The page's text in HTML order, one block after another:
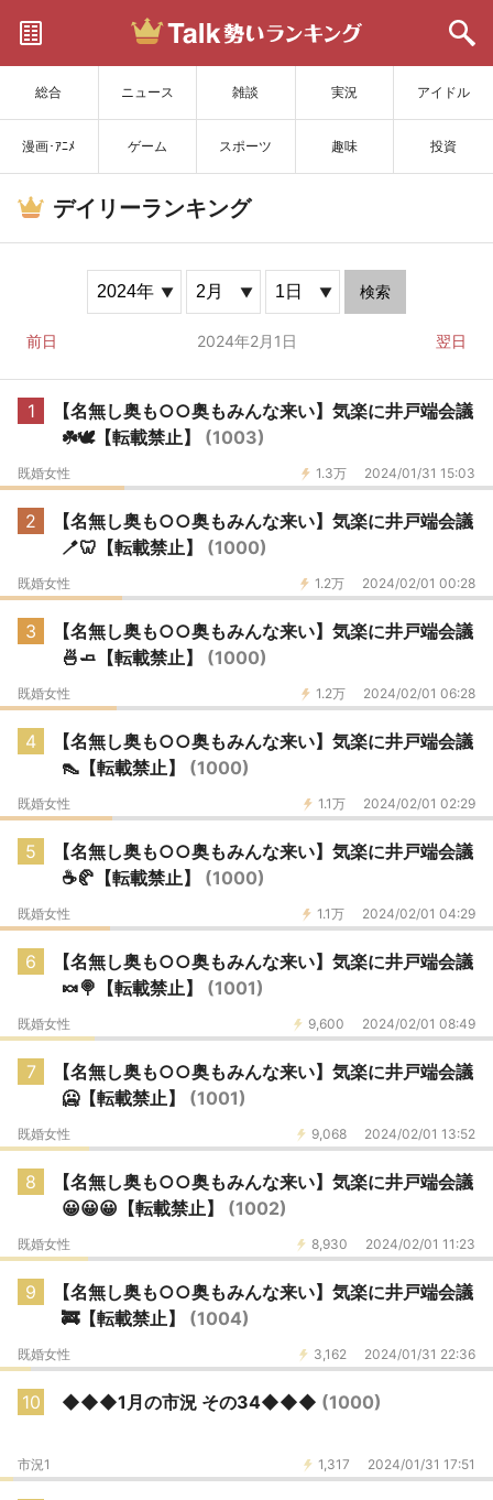
総合 ニュース 雑談 実況 アイドル
漫画･ｱﾆﾒ ゲーム スポーツ 趣味 投資
サイトを更新
デイリーランキング
検索
前日 2024年2月1日 翌日
1
【名無し奥も○○奥もみんな来い】気楽に井戸端会議
☘️🕊️【転載禁止】 (1003)
1.3万 2024/01/31 15:03
既婚女性
2
【名無し奥も○○奥もみんな来い】気楽に井戸端会議
🪥🦷【転載禁止】 (1000)
1.2万 2024/02/01 00:28
既婚女性
3
【名無し奥も○○奥もみんな来い】気楽に井戸端会議
🍜🧈【転載禁止】 (1000)
1.2万 2024/02/01 06:28
既婚女性
4
【名無し奥も○○奥もみんな来い】気楽に井戸端会議
👠【転載禁止】 (1000)
1.1万 2024/02/01 02:29
既婚女性
5
【名無し奥も○○奥もみんな来い】気楽に井戸端会議
☕️🥐【転載禁止】 (1000)
1.1万 2024/02/01 04:29
既婚女性
6
【名無し奥も○○奥もみんな来い】気楽に井戸端会議
🍬🍭【転載禁止】 (1001)
9,600 2024/02/01 08:49
既婚女性
7
【名無し奥も○○奥もみんな来い】気楽に井戸端会議
🥶【転載禁止】 (1001)
9,068 2024/02/01 13:52
既婚女性
8
【名無し奥も○○奥もみんな来い】気楽に井戸端会議
😀😀😀【転載禁止】 (1002)
8,930 2024/02/01 11:23
既婚女性
9
【名無し奥も○○奥もみんな来い】気楽に井戸端会議
🚒【転載禁止】 (1004)
3,162 2024/01/31 22:36
既婚女性
10 ◆◆◆1月の市況 その34◆◆◆ (1000)
1,317 2024/01/31 17:51
市況1